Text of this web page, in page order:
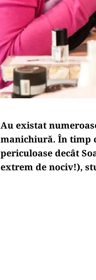
Au existat
manichiură. În timp
periculoase decât
extrem de nociv!),